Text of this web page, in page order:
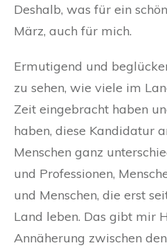
Deshalb, was für ein
März, auch für mich.
Ermutigend und
zu sehen, wie viele im
Zeit eingebracht haben
haben, diese Kandidatur
Menschen ganz
und Professionen,
und Menschen, die erst
Land leben. Das gibt mir
Annäherung zwischen